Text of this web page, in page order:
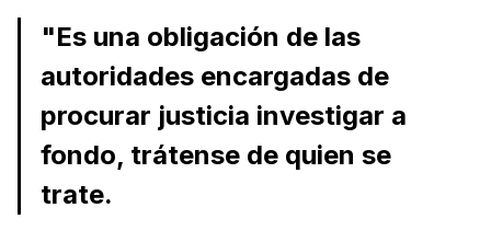
"Es una obligación de las
autoridades encargadas de
procurar justicia investigar a
fondo, trátense de quien se
trate.